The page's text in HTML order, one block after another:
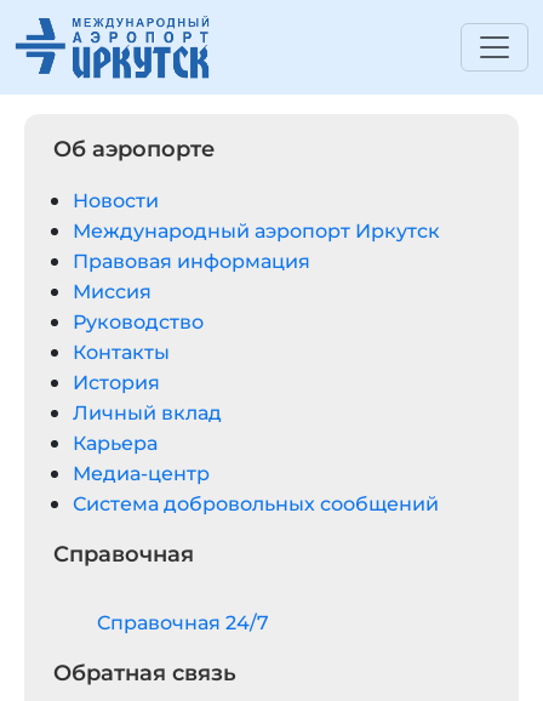
Об аэропорте
Новости
Международный аэропорт Иркутск
Правовая информация
Миссия
Руководство
Контакты
История
Личный вклад
Карьера
Медиа-центр
Система добровольных сообщений
Справочная
Cправочная 24/7
Обратная связь